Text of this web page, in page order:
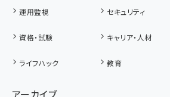
運用監視
セキュリティ
資格・試験 キャリア・人材
ライフハック
教育
アーカイブ